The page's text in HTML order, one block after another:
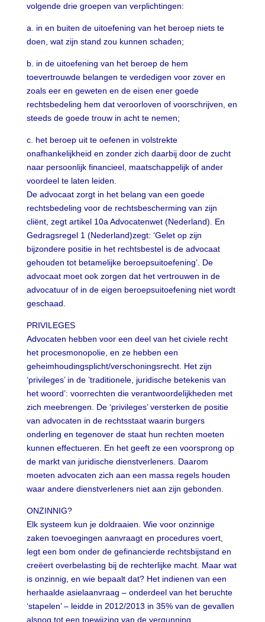
volgende drie groepen van verplichtingen:
a. in en buiten de uitoefening van het beroep niets te
doen, wat zijn stand zou kunnen schaden;
b. in de uitoefening van het beroep de hem
toevertrouwde belangen te verdedigen voor zover en
zoals eer en geweten en de eisen ener goede
rechtsbedeling hem dat veroorloven of voorschrijven, en
steeds de goede trouw in acht te nemen;
c. het beroep uit te oefenen in volstrekte
onafhankelijkheid en zonder zich daarbij door de zucht
naar persoonlijk financieel, maatschappelijk of ander
voordeel te laten leiden.
De advocaat zorgt in het belang van een goede
rechtsbedeling voor de rechtsbescherming van zijn
cliënt, zegt artikel 10a Advocatenwet (Nederland). En
Gedragsregel 1 (Nederland)zegt: ‘Gelet op zijn
bijzondere positie in het rechtsbestel is de advocaat
gehouden tot betamelijke beroepsuitoefening’. De
advocaat moet ook zorgen dat het vertrouwen in de
advocatuur of in de eigen beroepsuitoefening niet wordt
geschaad.
PRIVILEGES
Advocaten hebben voor een deel van het civiele recht
het procesmonopolie, en ze hebben een
geheimhoudingsplicht/verschoningsrecht. Het zijn
‘privileges’ in de ’traditionele, juridische betekenis van
het woord’: voorrechten die verantwoordelijkheden met
zich meebrengen. De ‘privileges’ versterken de positie
van advocaten in de rechtsstaat waarin burgers
onderling en tegenover de staat hun rechten moeten
kunnen effectueren. En het geeft ze een voorsprong op
de markt van juridische dienstverleners. Daarom
moeten advocaten zich aan een massa regels houden
waar andere dienstverleners niet aan zijn gebonden.
ONZINNIG?
Elk systeem kun je doldraaien. Wie voor onzinnige
zaken toevoegingen aanvraagt en procedures voert,
legt een bom onder de gefinancierde rechtsbijstand en
creëert overbelasting bij de rechterlijke macht. Maar wat
is onzinnig, en wie bepaalt dat? Het indienen van een
herhaalde asielaanvraag – onderdeel van het beruchte
‘stapelen’ – leidde in 2012/2013 in 35% van de gevallen
alsnog tot een toewijzing van de vergunning.